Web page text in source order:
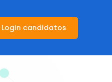
Login candidatos